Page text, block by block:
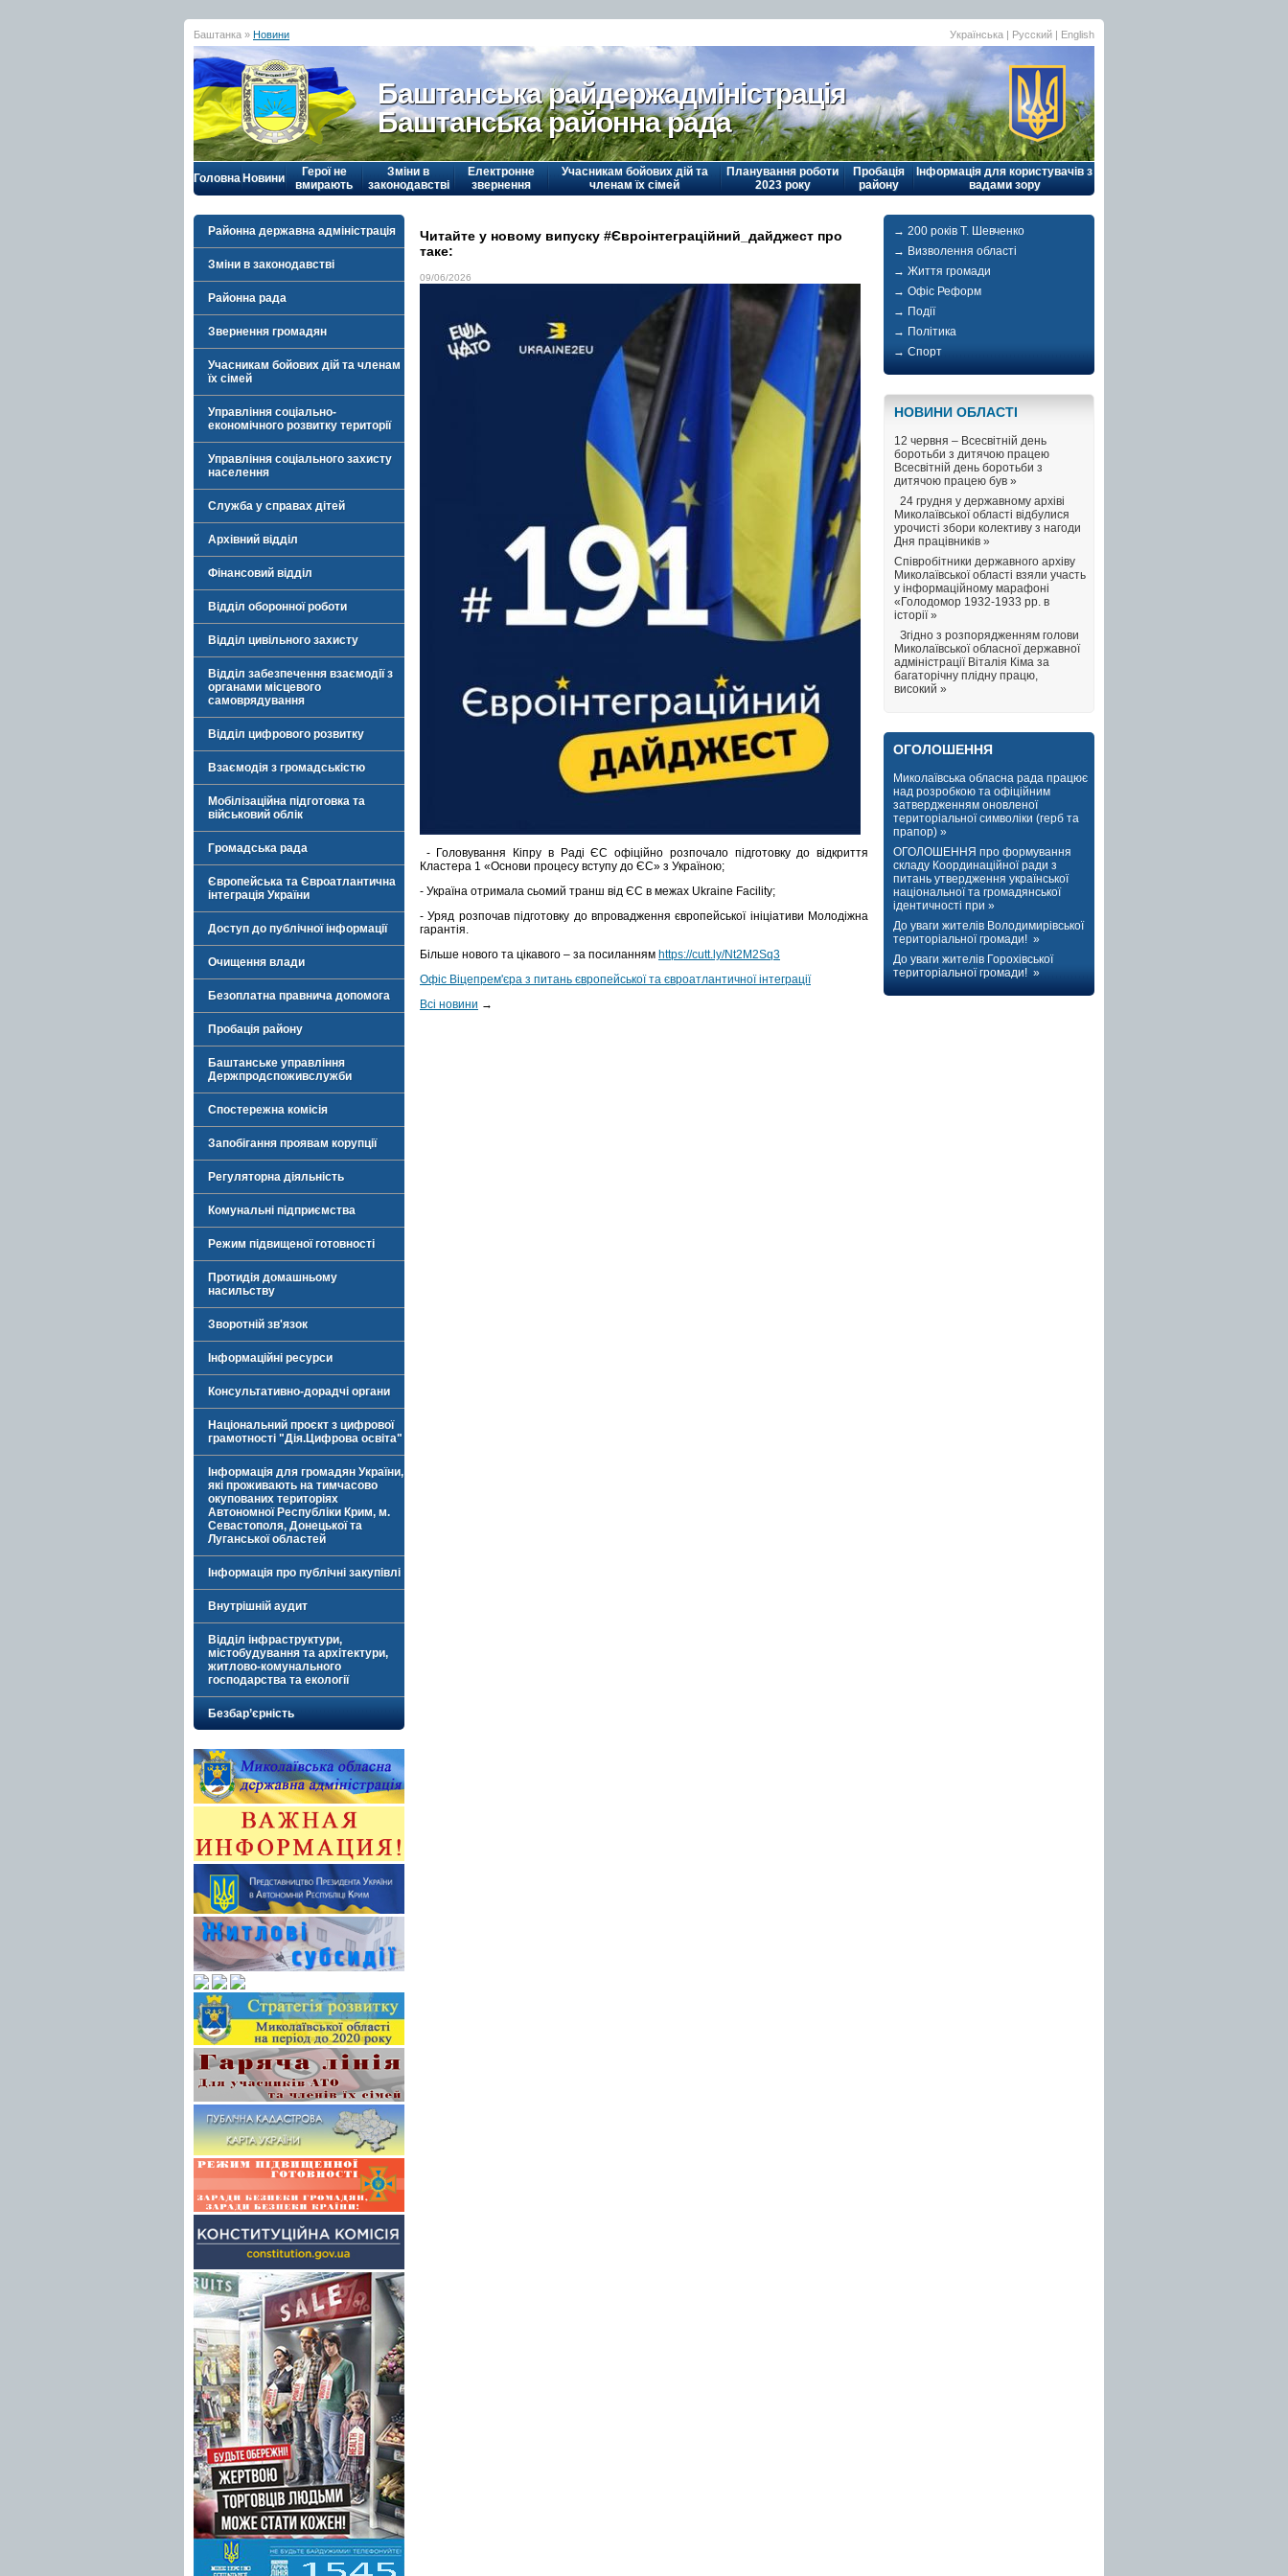
Баштанка » Новини Українська | Русский | English
Баштанська райдержадміністрація
Баштанська районна рада
Головна Новини
Герої не
вмирають
Зміни в
законодавстві
Електронне
звернення
Учасникам бойових дій та
членам їх сімей
Планування роботи
2023 року
Пробація
району
Інформація для користувачів з
вадами зору
Районна державна адміністрація
Зміни в законодавстві
Районна рада
Звернення громадян
Учасникам бойових дій та членам
їх сімей
Управління соціально-
економічного розвитку території
Управління соціального захисту
населення
Служба у справах дітей
Архівний відділ
Фінансовий відділ
Відділ оборонної роботи
Відділ цивільного захисту
Відділ забезпечення взаємодії з
органами місцевого
самоврядування
Відділ цифрового розвитку
Взаємодія з громадськістю
Мобілізаційна підготовка та
військовий облік
Громадська рада
Європейська та Євроатлантична
інтеграція України
Доступ до публічної інформації
Очищення влади
Безоплатна правнича допомога
Пробація району
Баштанське управління
Держпродспоживслужби
Спостережна комісія
Запобігання проявам корупції
Регуляторна діяльність
Комунальні підприємства
Режим підвищеної готовності
Протидія домашньому
насильству
Зворотній зв'язок
Інформаційні ресурси
Консультативно-дорадчі органи
Національний проєкт з цифрової
грамотності "Дія.Цифрова освіта"
Інформація для громадян України,
які проживають на тимчасово
окупованих територіях
Автономної Республіки Крим, м.
Севастополя, Донецької та
Луганської областей
Інформація про публічні закупівлі
Внутрішній аудит
Відділ інфраструктури,
містобудування та архітектури,
житлово-комунального
господарства та екології
Безбар’єрність
Читайте у новому випуску #Євроінтеграційний_дайджест про
таке:
09/06/2026
- Головування Кіпру в Раді ЄС офіційно розпочало підготовку до відкриття
Кластера 1 «Основи процесу вступу до ЄС» з Україною;
- Україна отримала сьомий транш від ЄС в межах Ukraine Facility;
- Уряд розпочав підготовку до впровадження європейської ініціативи Молодіжна
гарантія.
Більше нового та цікавого – за посиланням https://cutt.ly/Nt2M2Sq3
Офіс Віцепрем'єра з питань європейської та євроатлантичної інтеграції
Всі новини →
→ 200 років Т. Шевченко
→ Визволення області
→ Життя громади
→ Офіс Реформ
→ Події
→ Політика
→ Спорт
НОВИНИ ОБЛАСТI
12 червня – Всесвітній день
боротьби з дитячою працею
Всесвітній день боротьби з
дитячою працею був »
24 грудня у державному архіві
Миколаївської області відбулися
урочисті збори колективу з нагоди
Дня працівників »
Співробітники державного архіву
Миколаївської області взяли участь
у інформаційному марафоні
«Голодомор 1932-1933 рр. в
історії »
Згідно з розпорядженням голови
Миколаївської обласної державної
адміністрації Віталія Кіма за
багаторічну плідну працю,
високий »
ОГОЛОШЕННЯ
Миколаївська обласна рада працює
над розробкою та офіційним
затвердженням оновленої
територіальної символіки (герб та
прапор) »
ОГОЛОШЕННЯ про формування
складу Координаційної ради з
питань утвердження української
національної та громадянської
ідентичності при »
До уваги жителів Володимирівської
територіальної громади! »
До уваги жителів Горохівської
територіальної громади! »